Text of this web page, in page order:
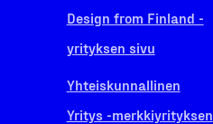
Design from Finland -
yrityksen sivu
Yhteiskunnallinen
Yritys -merkkiyrityksen